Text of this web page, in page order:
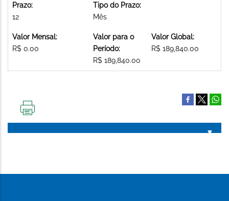
Prazo:
12
Tipo do Prazo:
Mês
Valor Mensal:
R$ 0.00
Valor para o
Período:
R$ 189,840.00
Valor Global:
R$ 189,840.00
PÁGINA